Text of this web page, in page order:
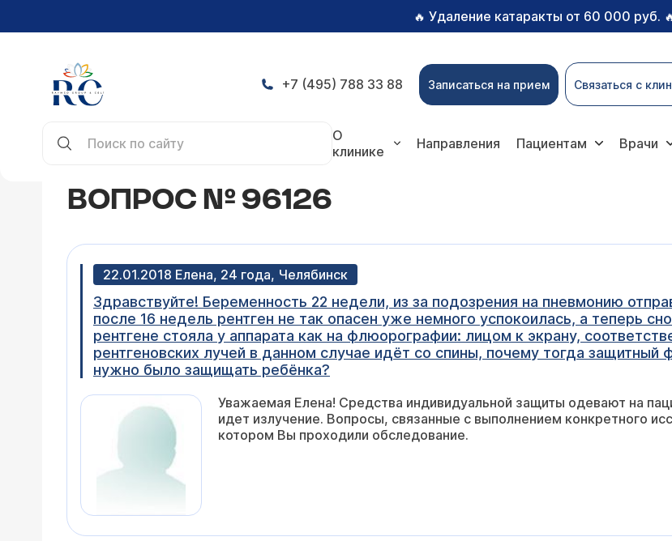
🔥 Удаление катаракты от 60 000 руб.
+7 (495) 788 33 88 Записаться на прием Связаться с
О
клинике
Направления Пациентам Врачи
ВОПРОС № 96126
22.01.2018 Елена, 24 года, Челябинск
Здравствуйте! Беременность 22 недели, из за подозрения на пневмонию
после 16 недель рентген не так опасен уже немного успокоилась, а теперь
рентгене стояла у аппарата как на флюорографии: лицом к экрану,
рентгеновских лучей в данном случае идёт со спины, почему тогда защитный
нужно было защищать ребёнка?
Уважаемая Елена! Средства индивидуальной защиты одевают на
идет излучение. Вопросы, связанные с выполнением конкретного
котором Вы проходили обследование.